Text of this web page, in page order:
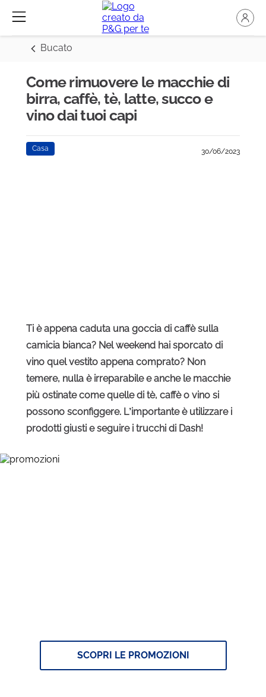
Bucato
Come rimuovere le macchie di
birra, caffè, tè, latte, succo e
vino dai tuoi capi
Casa 30/06/2023
Ti è appena caduta una goccia di caffè sulla
camicia bianca? Nel weekend hai sporcato di
vino quel vestito appena comprato? Non
temere, nulla è irreparabile e anche le macchie
più ostinate come quelle di tè, caffè o vino si
possono sconfiggere. L’importante è utilizzare i
prodotti giusti e seguire i trucchi di Dash!
SCOPRI LE PROMOZIONI